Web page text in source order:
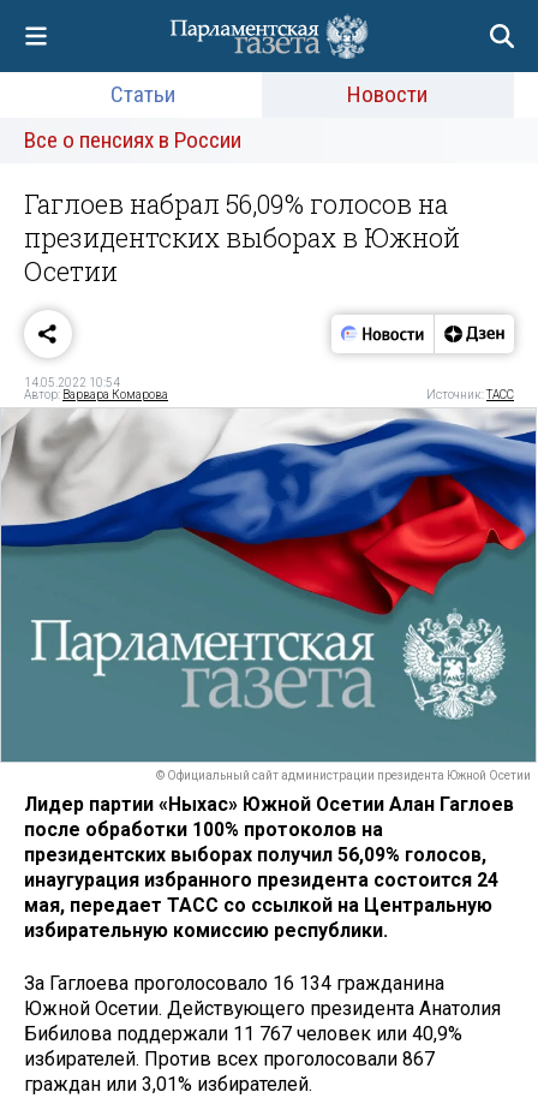
Статьи
Новости
Все о пенсиях в России
Гаглоев набрал 56,09% голосов на
президентских выборах в Южной
Осетии
14.05.2022 10:54
Автор: Варвара Комарова Источник:ТАСС
© Официальный сайт администрации президента Южной Осетии
Лидер партии «Ныхас» Южной Осетии Алан Гаглоев
после обработки 100% протоколов на
президентских выборах получил 56,09% голосов,
инаугурация избранного президента состоится 24
мая, передает ТАСС со ссылкой на Центральную
избирательную комиссию республики.
За Гаглоева проголосовало 16 134 гражданина
Южной Осетии. Действующего президента Анатолия
Бибилова поддержали 11 767 человек или 40,9%
избирателей. Против всех проголосовали 867
граждан или 3,01% избирателей.